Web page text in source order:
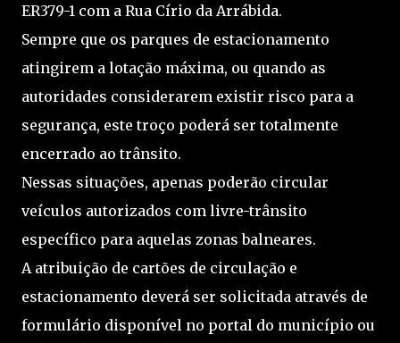
ER379-1 com a Rua Círio da Arrábida.
Sempre que os parques de estacionamento
atingirem a lotação máxima, ou quando as
autoridades considerarem existir risco para a
segurança, este troço poderá ser totalmente
encerrado ao trânsito.
Nessas situações, apenas poderão circular
veículos autorizados com livre-trânsito
específico para aquelas zonas balneares.
A atribuição de cartões de circulação e
estacionamento deverá ser solicitada através de
formulário disponível no portal do município ou